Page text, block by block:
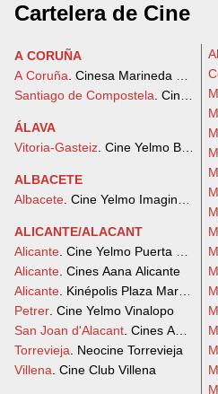
Cartelera de Cine
A CORUÑA
A Coruña . Cinesa Marineda City
Santiago de Compostela . Cinesa
ÁLAVA
Vitoria-Gasteiz . Cine Yelmo
ALBACETE
Albacete . Cine Yelmo Imaginalia
ALICANTE/ALACANT
Alicante . Cine Yelmo Puerta de
Alicante . Cines Aana Alicante
Alicante . Kinépolis Plaza Mar 2
Petrer . Cine Yelmo Vinalopo
San Joan d'Alacant . Cines Aana
Torrevieja . Neocine Torrevieja
Villena . Cine Club Villena